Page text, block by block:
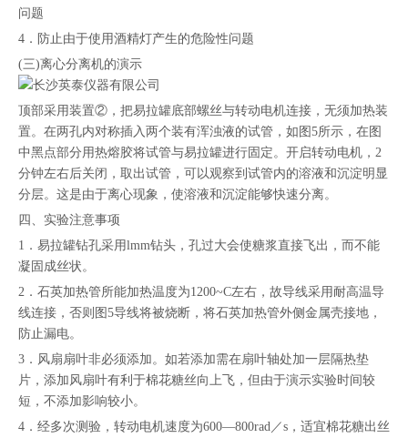
问题
4．防止由于使用酒精灯产生的危险性问题
(三)离心分离机的演示
顶部采用装置②，把易拉罐底部螺丝与转动电机连接，无须加热装
置。在两孔内对称插入两个装有浑浊液的试管，如图5所示，在图
中黑点部分用热熔胶将试管与易拉罐进行固定。开启转动电机，2
分钟左右后关闭，取出试管，可以观察到试管内的溶液和沉淀明显
分层。这是由于离心现象，使溶液和沉淀能够快速分离。
四、实验注意事项
1．易拉罐钻孔采用lmm钻头，孔过大会使糖浆直接飞出，而不能
凝固成丝状。
2．石英加热管所能加热温度为1200~C左右，故导线采用耐高温导
线连接，否则图5导线将被烧断，将石英加热管外侧金属壳接地，
防止漏电。
3．风扇扇叶非必须添加。如若添加需在扇叶轴处加一层隔热垫
片，添加风扇叶有利于棉花糖丝向上飞，但由于演示实验时间较
短，不添加影响较小。
4．经多次测验，转动电机速度为600—800rad／s，适宜棉花糖出丝